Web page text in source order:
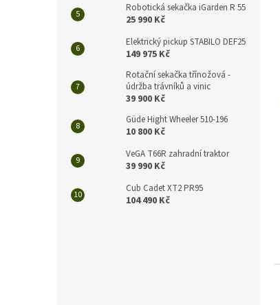
Robotická sekačka iGarden R 55
25 990 Kč
Elektrický pickup STABILO DEF25
149 975 Kč
Rotační sekačka třínožová -
údržba trávníků a vinic
39 900 Kč
Güde Hight Wheeler 510-196
10 800 Kč
VeGA T66R zahradní traktor
39 990 Kč
Cub Cadet XT2 PR95
104 490 Kč